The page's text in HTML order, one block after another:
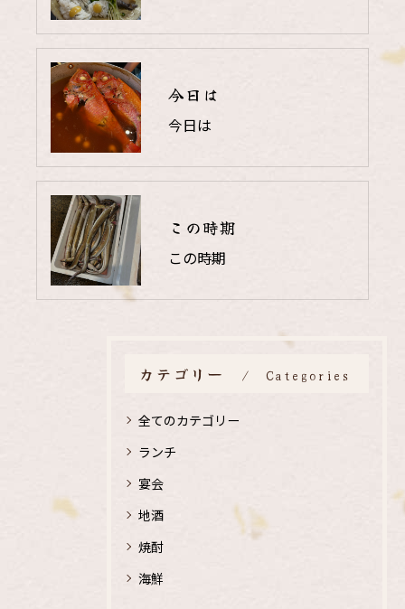
今日は
今日は
この時期
この時期
カテゴリー Categories
全てのカテゴリー
ランチ
宴会
地酒
焼酎
海鮮